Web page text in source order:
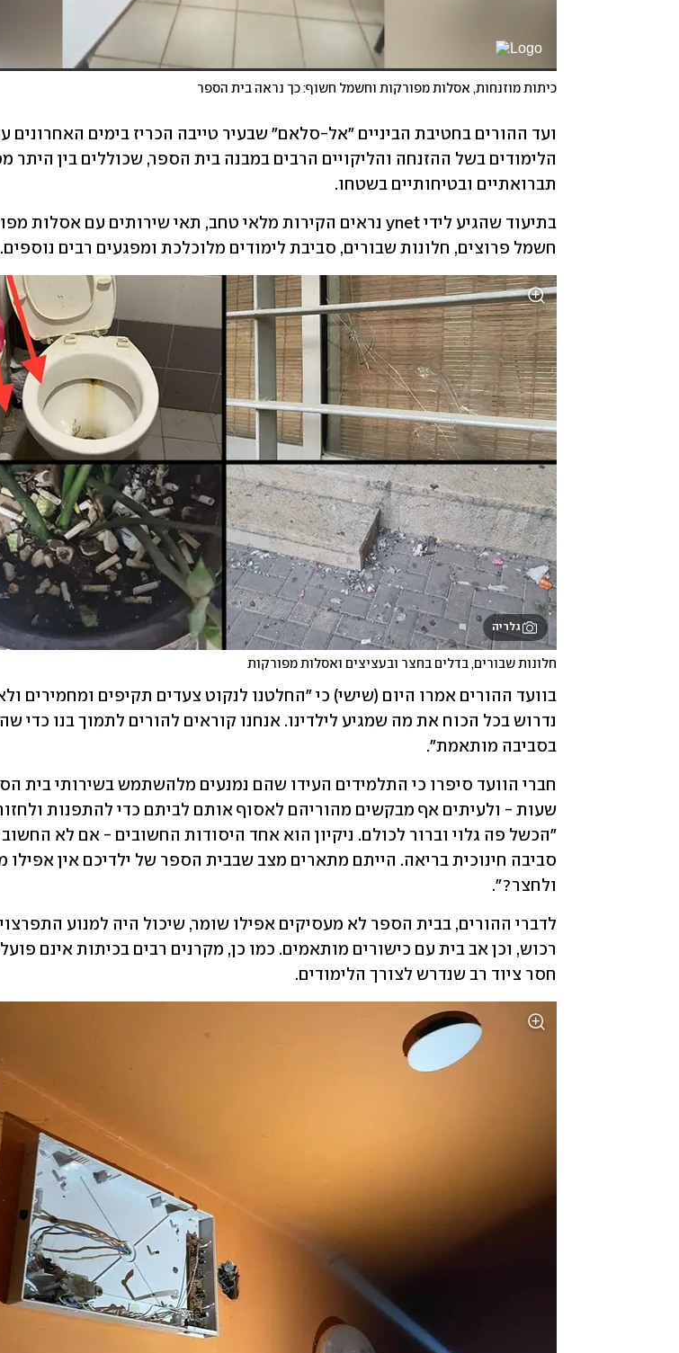
כיתות מוזנחות, אסלות מפורקות וחשמל חשוף: כך נראה בית הספר
תברואתיים ובטיחותיים בשטחו.
חשמל פרוצים, חלונות שבורים, סביבת לימודים מלוכלכת ומפגעים רבים נוספים.
גלריה
חלונות שבורים, בדלים בחצר ובעציצים ואסלות מפורקות
בסביבה מותאמת".
ולחצר?".
חסר ציוד רב שנדרש לצורך הלימודים.